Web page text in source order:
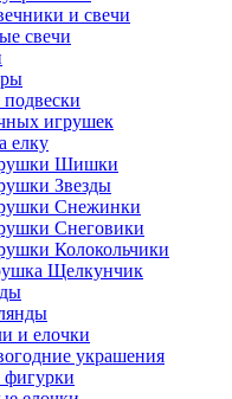
и свечи
свечи
игрушек
елку
Шишки
Звезды
Снежинки
Снеговики
Колокольчики
Щелкунчик
и елочки
украшения